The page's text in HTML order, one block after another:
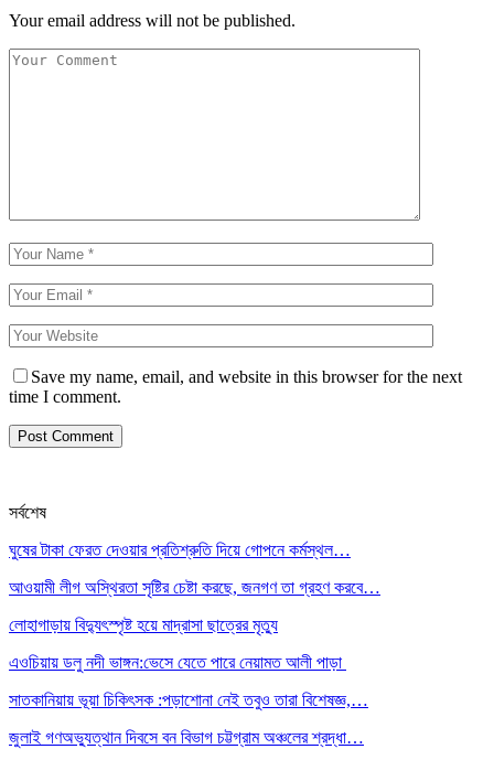
Your email address will not be published.
Save my name, email, and website in this browser for the next
time I comment.
সর্বশেষ
ঘুষের টাকা ফেরত দেওয়ার প্রতিশ্রুতি দিয়ে গোপনে কর্মস্থল…
আওয়ামী লীগ অস্থিরতা সৃষ্টির চেষ্টা করছে, জনগণ তা গ্রহণ করবে…
লোহাগাড়ায় বিদ্যুৎস্পৃষ্ট হয়ে মাদ্রাসা ছাত্রের মৃত্যু
এওচিয়ায় ডলু নদী ভাঙ্গন:ভেসে যেতে পারে নেয়ামত আলী পাড়া
সাতকানিয়ায় ভূয়া চিকিৎসক :পড়াশোনা নেই তবুও তারা বিশেষজ্ঞ,…
জুলাই গণঅভ্যুত্থান দিবসে বন বিভাগ চট্টগ্রাম অঞ্চলের শ্রদ্ধা…